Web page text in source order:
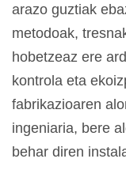
arazo guztiak
metodoak,
hobetzeaz ere
kontrola eta
fabrikazioaren
ingeniaria, bere
behar diren